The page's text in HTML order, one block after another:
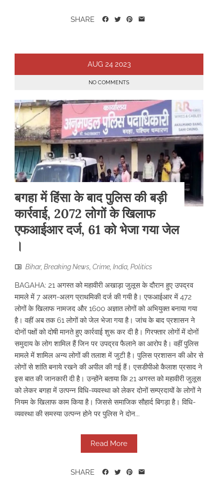
SHARE
AUG 24 2023
NO COMMENTS
बगहा में हिंसा के बाद पुलिस की बड़ी
कार्रवाई, 2072 लोगों के खिलाफ
एफआईआर दर्ज, 61 को भेजा गया जेल
।
Bihar, Breaking News Crime India Politics
BAGAHA: 21 अगस्त को महावीरी अखाड़ा जुलूस के दौरान हुए उपद्रव
मामले में 7 अलग-अलग प्राथमिकी दर्ज की गयी है। एफआईआर में 472
लोगों के खिलाफ नामजद और 1600 अज्ञात लोगों को अभियुक्त बनाया गया
है। वहीं अब तक 61 लोगों को जेल भेजा गया है। जांच के बाद प्रशासन ने
दोनों पक्षों को दोषी मानते हुए कार्रवाई शुरू कर दी है। गिरफ्तार लोगों में दोनों
समुदाय के लोग शामिल हैं जिन पर उपद्रव फैलाने का आरोप है। वहीं पुलिस
मामले में शामिल अन्य लोगों की तलाश में जुटी है। पुलिस प्रशासन की ओर से
लोगों से शांति बनाये रखने की अपील की गई हैं। एसडीपीओ कैलाश प्रसाद ने
इस बात की जानकारी दी है। उन्होंने बताया कि 21 अगस्त को महावीरी जुलूस
को लेकर बगहा में उत्पन्न विधि-व्यवस्था को लेकर दोनों सम्प्रदायों के लोगों ने
नियम के खिलाफ काम किया है। जिससे समाजिक सौहार्द बिगड़ा है। विधि-
व्यवस्था की समस्या उत्पन्न होने पर पुलिस ने दोन...
Read More
SHARE